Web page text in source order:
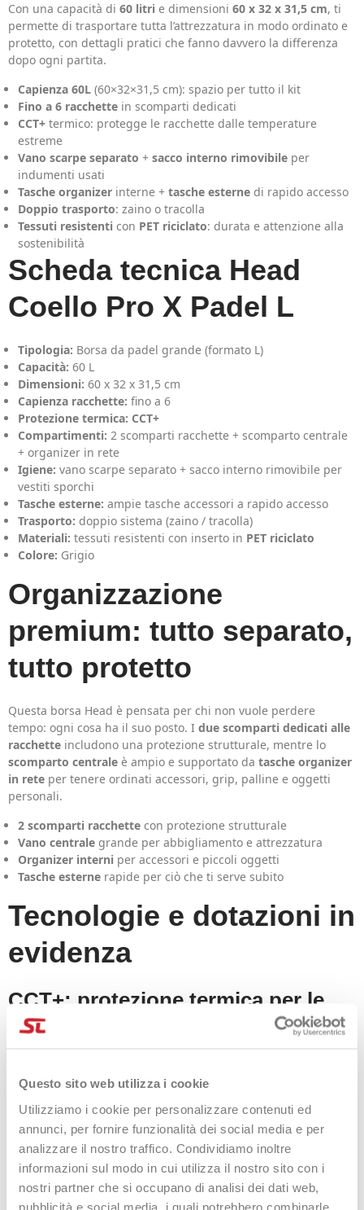
Questo sito web utilizza i cookie
Utilizziamo i cookie per personalizzare contenuti ed
annunci, per fornire funzionalità dei social media e per
analizzare il nostro traffico. Condividiamo inoltre
informazioni sul modo in cui utilizza il nostro sito con i
nostri partner che si occupano di analisi dei dati web,
pubblicità e social media, i quali potrebbero combinarle
Con una capacità di 60 litri e dimensioni 60 x 32 x 31,5 cm, ti
permette di trasportare tutta l’attrezzatura in modo ordinato e
protetto, con dettagli pratici che fanno davvero la differenza
dopo ogni partita.
Capienza 60L (60×32×31,5 cm): spazio per tutto il kit
Fino a 6 racchette in scomparti dedicati
CCT+ termico: protegge le racchette dalle temperature
estreme
Vano scarpe separato + sacco interno rimovibile per
indumenti usati
Tasche organizer interne + tasche esterne di rapido accesso
Doppio trasporto: zaino o tracolla
Tessuti resistenti con PET riciclato: durata e attenzione alla
sostenibilità
Scheda tecnica Head
Coello Pro X Padel L
Tipologia: Borsa da padel grande (formato L)
Capacità: 60 L
Dimensioni: 60 x 32 x 31,5 cm
Capienza racchette: fino a 6
Protezione termica: CCT+
Compartimenti: 2 scomparti racchette + scomparto centrale
+ organizer in rete
Igiene: vano scarpe separato + sacco interno rimovibile per
vestiti sporchi
Tasche esterne: ampie tasche accessori a rapido accesso
Trasporto: doppio sistema (zaino / tracolla)
Materiali: tessuti resistenti con inserto in PET riciclato
Colore: Grigio
Organizzazione
premium: tutto separato,
tutto protetto
Questa borsa Head è pensata per chi non vuole perdere
tempo: ogni cosa ha il suo posto. I due scomparti dedicati alle
racchette includono una protezione strutturale, mentre lo
scomparto centrale è ampio e supportato da tasche organizer
in rete per tenere ordinati accessori, grip, palline e oggetti
personali.
2 scomparti racchette con protezione strutturale
Vano centrale grande per abbigliamento e attrezzatura
Organizer interni per accessori e piccoli oggetti
Tasche esterne rapide per ciò che ti serve subito
Tecnologie e dotazioni in
evidenza
CCT+: protezione termica per le
racchette
e dalle temperature estreme: una funzione preziosa
ambienti molto diversi.
Scomparto scarpe separato +
sacco interno rimovibile